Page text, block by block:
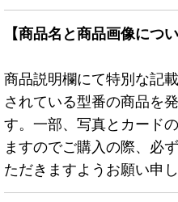
【商品名と商品画像につい
商品説明欄にて特別な記
されている型番の商品を
す。一部、写真とカード
ますのでご購入の際、必
ただきますようお願い申し